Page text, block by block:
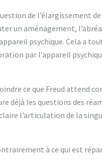
de l’élargissement
un aménagement,
psychique. Cela a
par l’appareil
ce que Freud attend
déjà les questions des
l’articulation de la
à ce qui est